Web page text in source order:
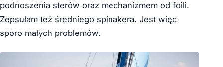
podnoszenia sterów oraz mechanizmem od foili.
Zepsułam też średniego spinakera. Jest więc
sporo małych problemów.